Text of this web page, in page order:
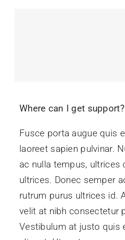
Where can I get support?
Fusce porta augue quis
laoreet sapien pulvinar.
ac nulla tempus, ultrices
ultrices. Donec semper
rutrum purus ultrices id.
velit at nibh consectetur
Vestibulum at justo quis